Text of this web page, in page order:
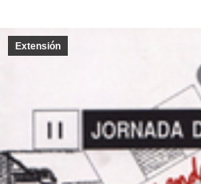
Extensión